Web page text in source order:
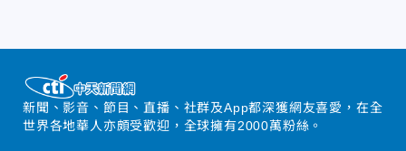
新聞、影音、節目、直播、社群及App都深獲網友喜愛，在全
世界各地華人亦頗受歡迎，全球擁有2000萬粉絲。